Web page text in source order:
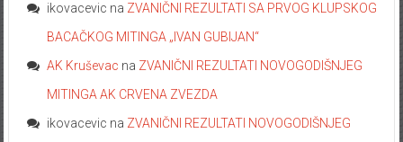
ikovacevic na ZVANIČNI REZULTATI SA PRVOG KLUPSKOG
BACAČKOG MITINGA „IVAN GUBIJAN“
AK Kruševac na ZVANIČNI REZULTATI NOVOGODIŠNJEG
MITINGA AK CRVENA ZVEZDA
ikovacevic na ZVANIČNI REZULTATI NOVOGODIŠNJEG